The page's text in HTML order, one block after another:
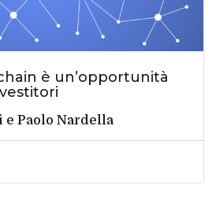
è un’opportunità
ePaolo Nardella